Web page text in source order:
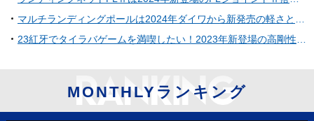
MONTHLYランキング